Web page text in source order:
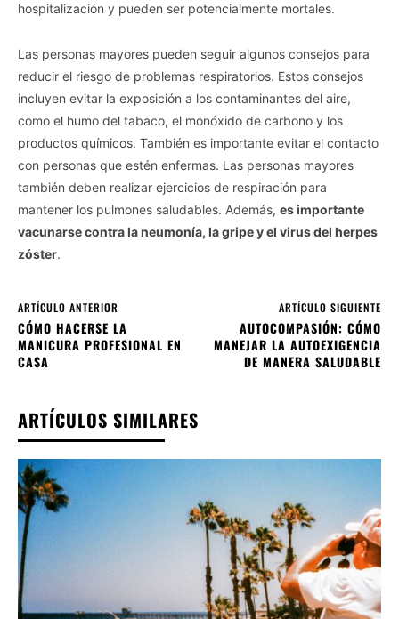
hospitalización y pueden ser potencialmente mortales.
Las personas mayores pueden seguir algunos consejos para
reducir el riesgo de problemas respiratorios. Estos consejos
incluyen evitar la exposición a los contaminantes del aire,
como el humo del tabaco, el monóxido de carbono y los
productos químicos. También es importante evitar el contacto
con personas que estén enfermas. Las personas mayores
también deben realizar ejercicios de respiración para
mantener los pulmones saludables. Además, es importante
vacunarse contra la neumonía, la gripe y el virus del herpes
zóster.
ARTÍCULO ANTERIOR
CÓMO HACERSE LA
MANICURA PROFESIONAL EN
CASA
ARTÍCULO SIGUIENTE
AUTOCOMPASIÓN: CÓMO
MANEJAR LA AUTOEXIGENCIA
DE MANERA SALUDABLE
ARTÍCULOS SIMILARES